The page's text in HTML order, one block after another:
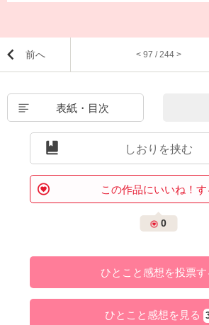
前へ < 97 / 244 >
表紙・目次
しおりを挟む
この作品にいいね！す
0
ひとこと感想を投票す
ひとこと感想を見る